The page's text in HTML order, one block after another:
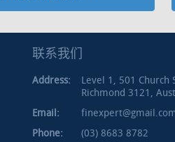
联系我们
Address:
Level 1, 501 Church
Richmond 3121,
Email:
Phone:
(03) 8683 8782